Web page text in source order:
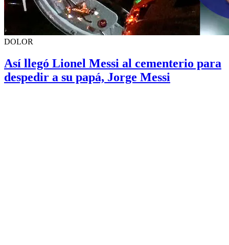
DOLOR
Así llegó Lionel Messi al cementerio para
despedir a su papá, Jorge Messi